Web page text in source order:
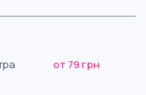
от 79 грн